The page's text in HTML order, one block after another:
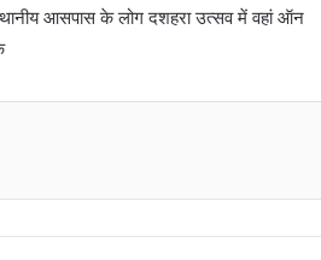
आसपास के लोग दशहरा उत्सव में वहां ऑन